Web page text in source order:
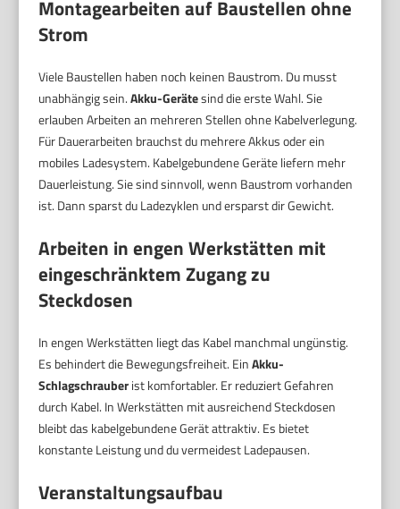
Montagearbeiten auf Baustellen ohne
Strom
Viele Baustellen haben noch keinen Baustrom. Du musst
unabhängig sein.Akku-Gerätesind die erste Wahl. Sie
erlauben Arbeiten an mehreren Stellen ohne Kabelverlegung.
Für Dauerarbeiten brauchst du mehrere Akkus oder ein
mobiles Ladesystem. Kabelgebundene Geräte liefern mehr
Dauerleistung. Sie sind sinnvoll, wenn Baustrom vorhanden
ist. Dann sparst du Ladezyklen und ersparst dir Gewicht.
Arbeiten in engen Werkstätten mit
eingeschränktem Zugang zu
Steckdosen
In engen Werkstätten liegt das Kabel manchmal ungünstig.
Es behindert die Bewegungsfreiheit. EinAkku-
Schlagschrauberist komfortabler. Er reduziert Gefahren
durch Kabel. In Werkstätten mit ausreichend Steckdosen
bleibt das kabelgebundene Gerät attraktiv. Es bietet
konstante Leistung und du vermeidest Ladepausen.
Veranstaltungsaufbau